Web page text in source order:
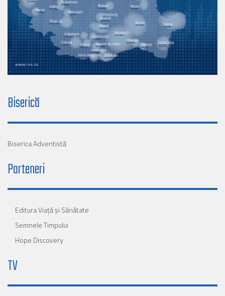
Biserică
Biserica Adventistă
Parteneri
Editura Viaţă şi Sănătate
Semnele Timpului
Hope Discovery
TV